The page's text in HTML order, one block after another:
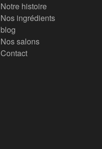
Notre histoire
Nos ingrédients
blog
Nos salons
Contact